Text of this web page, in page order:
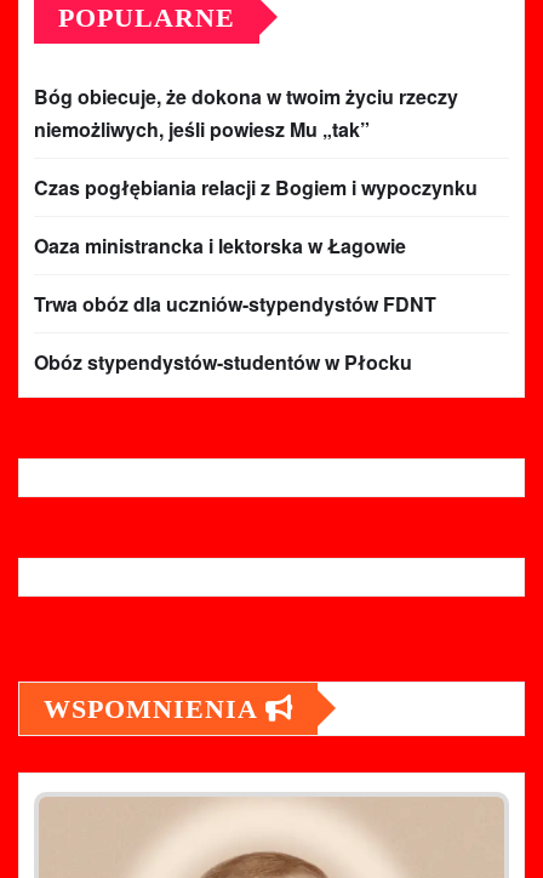
POPULARNE
Bóg obiecuje, że dokona w twoim życiu rzeczy
niemożliwych, jeśli powiesz Mu „tak”
Czas pogłębiania relacji z Bogiem i wypoczynku
Oaza ministrancka i lektorska w Łagowie
Trwa obóz dla uczniów-stypendystów FDNT
Obóz stypendystów-studentów w Płocku
WSPOMNIENIA